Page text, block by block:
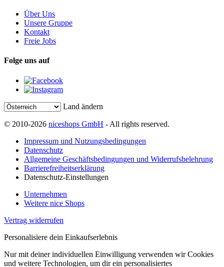
Über Uns
Unsere Gruppe
Kontakt
Freie Jobs
Folge uns auf
Land ändern
© 2010-2026 niceshops GmbH - All rights reserved.
Impressum und Nutzungsbedingungen
Datenschutz
Allgemeine Geschäftsbedingungen und Widerrufsbelehrung
Barrierefreiheitserklärung
Datenschutz-Einstellungen
Unternehmen
Weitere nice Shops
Vertrag widerrufen
Personalisiere dein Einkaufserlebnis
Nur mit deiner individuellen Einwilligung verwenden wir Cookies
und weitere Technologien, um dir ein personalisiertes